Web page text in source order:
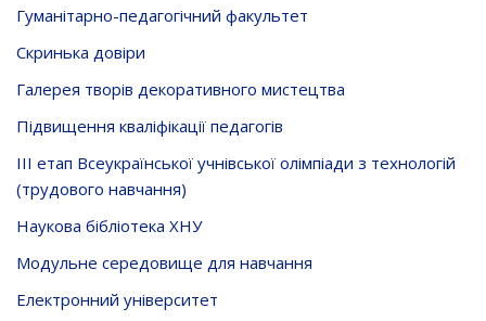
Гуманітарно-педагогічний факультет
Скринька довiри
Галерея творів декоративного мистецтва
Підвищення кваліфікації педагогів
ІІІ етап Всеукраїнської учнівської олімпіади з технологій
(трудового навчання)
Наукова бібліотека ХНУ
Модульне середовище для навчання
Електронний університет